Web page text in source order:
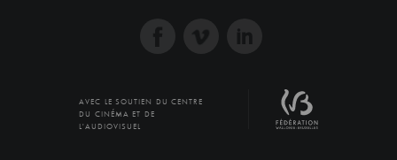
AVEC LE SOUTIEN DU CENTRE
DU CINÉMA ET DE
L'AUDIOVISUEL